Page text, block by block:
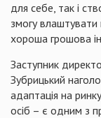
для себе, так і
змогу
хороша грошова
Заступник
Зубрицький
адаптація на
осіб – є одним з